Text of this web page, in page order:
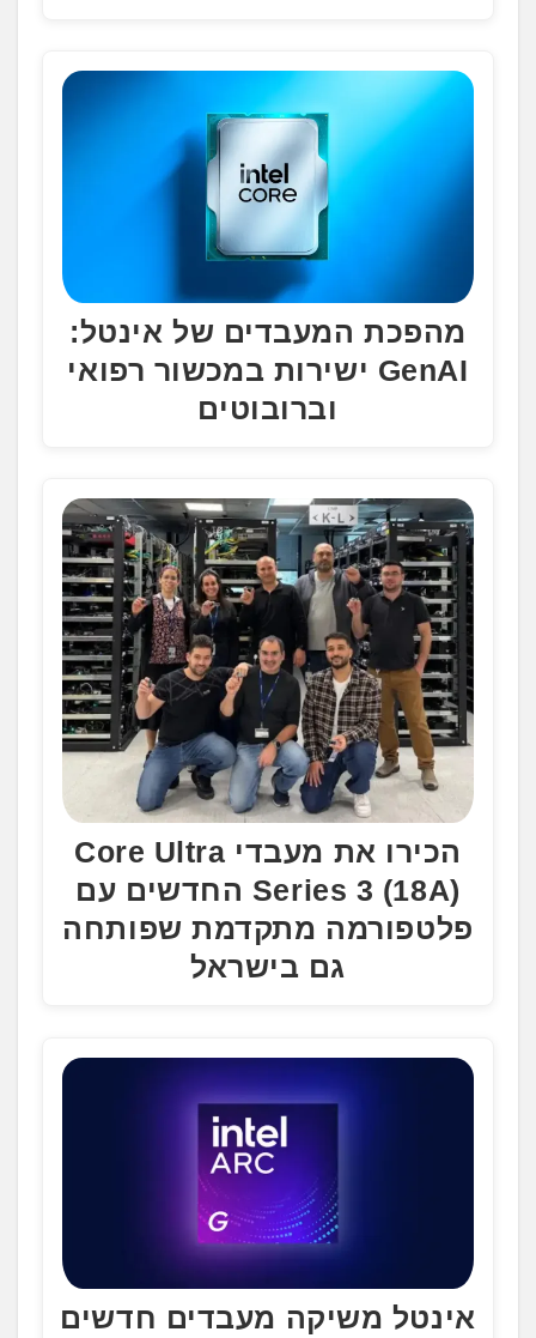
מהפכת המעבדים של אינטל:
GenAI ישירות במכשור רפואי
וברובוטים
הכירו את מעבדי Core Ultra
Series 3 (18A) החדשים עם
פלטפורמה מתקדמת שפותחה
גם בישראל
אינטל משיקה מעבדים חדשים